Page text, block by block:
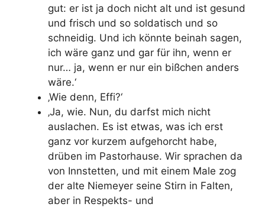
gut: er ist ja doch nicht alt und ist gesund
und frisch und so soldatisch und so
schneidig. Und ich könnte beinah sagen,
ich wäre ganz und gar für ihn, wenn er
nur… ja, wenn er nur ein bißchen anders
wäre.‘
‚Wie denn, Effi?‘
‚Ja, wie. Nun, du darfst mich nicht
auslachen. Es ist etwas, was ich erst
ganz vor kurzem aufgehorcht habe,
drüben im Pastorhause. Wir sprachen da
von Innstetten, und mit einem Male zog
der alte Niemeyer seine Stirn in Falten,
aber in Respekts- und